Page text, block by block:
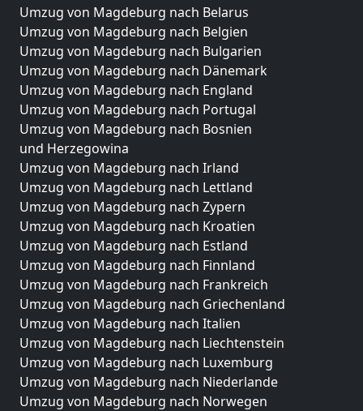
Umzug von Magdeburg nach Belarus
Umzug von Magdeburg nach Belgien
Umzug von Magdeburg nach Bulgarien
Umzug von Magdeburg nach Dänemark
Umzug von Magdeburg nach England
Umzug von Magdeburg nach Portugal
Umzug von Magdeburg nach Bosnien
und Herzegowina
Umzug von Magdeburg nach Irland
Umzug von Magdeburg nach Lettland
Umzug von Magdeburg nach Zypern
Umzug von Magdeburg nach Kroatien
Umzug von Magdeburg nach Estland
Umzug von Magdeburg nach Finnland
Umzug von Magdeburg nach Frankreich
Umzug von Magdeburg nach Griechenland
Umzug von Magdeburg nach Italien
Umzug von Magdeburg nach Liechtenstein
Umzug von Magdeburg nach Luxemburg
Umzug von Magdeburg nach Niederlande
Umzug von Magdeburg nach Norwegen